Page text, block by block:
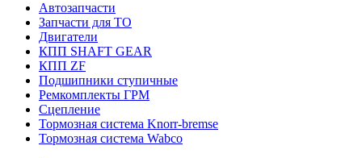
Автозапчасти
Запчасти для ТО
Двигатели
КПП SHAFT GEAR
КПП ZF
Подшипники ступичные
Ремкомплекты ГРМ
Сцепление
Тормозная система Knorr-bremse
Тормозная система Wabco